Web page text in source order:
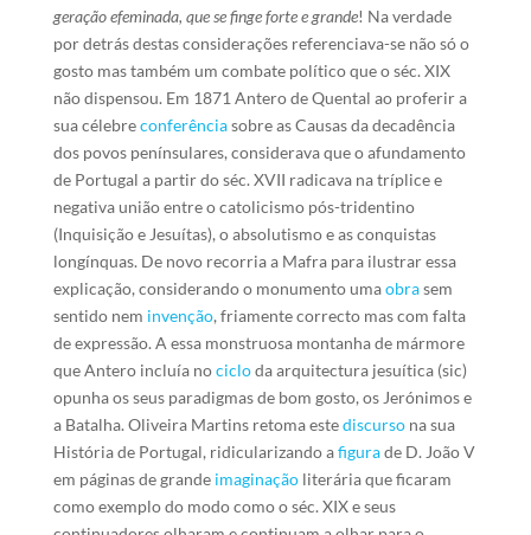
geração efeminada, que se finge forte e grande! Na verdade
por detrás destas considerações referenciava-se não só o
gosto mas também um combate político que o séc. XIX
não dispensou. Em 1871 Antero de Quental ao proferir a
sua célebreconferênciasobre as Causas da decadência
dos povos penínsulares, considerava que o afundamento
de Portugal a partir do séc. XVII radicava na tríplice e
negativa união entre o catolicismo pós-tridentino
(Inquisição e Jesuítas), o absolutismo e as conquistas
longínquas. De novo recorria a Mafra para ilustrar essa
explicação, considerando o monumento umaobrasem
sentido nem invenção, friamente correcto mas com falta
de expressão. A essa monstruosa montanha de mármore
que Antero incluía nocicloda arquitectura jesuítica (sic)
opunha os seus paradigmas de bom gosto, os Jerónimos e
a Batalha. Oliveira Martins retoma estediscursona sua
História de Portugal, ridicularizando afigurade D. João V
em páginas de grande imaginaçãoliterária que ficaram
como exemplo do modo como o séc. XIX e seus